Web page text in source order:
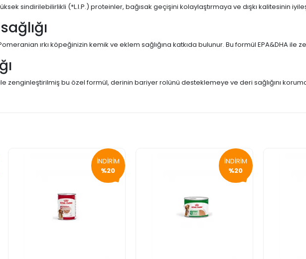
sindirilebilirlikli (*L.I.P.) proteinler, bağısak geçişini kolaylaştırmaya ve dışkı kalitesinin
ırkı köpeğinizin kemik ve eklem sağlığına katkıda bulunur. Bu formül EPA&DHA ile
zenginleştirilmiş bu özel formül, derinin bariyer rolünü desteklemeye ve deri sağlığını
İNDİRİM
%20
İNDİRİM
%20